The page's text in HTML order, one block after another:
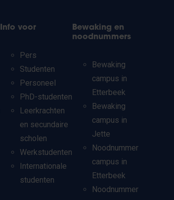
Info voor
Pers
Studenten
Personeel
PhD-studenten
Leerkrachten
en secundaire
scholen
Werkstudenten
Internationale
studenten
Bewaking en
noodnummers
Bewaking
campus in
Etterbeek
Bewaking
campus in
Jette
Noodnummer
campus in
Etterbeek
Noodnummer